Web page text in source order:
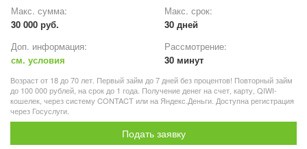
Макс. сумма:
30 000 руб.
Макс. срок:
30 дней
Доп. информация:
см. условия
Рассмотрение:
30 минут
Возраст от 18 до 70 лет. Первый займ до 7 дней без процентов! Повторный займ
до 100 000 рублей, на срок до 1 года. Получение денег на счет, карту, QIWI-
кошелек, через систему CONTACT или на Яндекс.Деньги. Доступна регистрация
через Госуслуги.
Подать заявку